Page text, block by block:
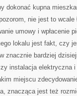
dokonać kupna
nie jest to
umowy i wpłacenie
lokalu jest fakt, czy
znacznie bardziej
instalacja elektryczna
miejscu
znacząca jest też